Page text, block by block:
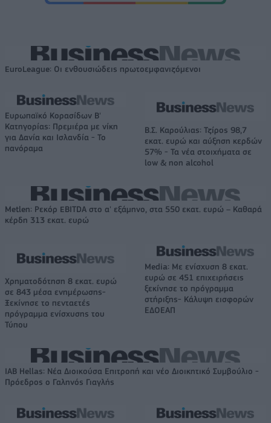
EuroLeague: Οι ενθουσιώδεις πρωτοεμφανιζόμενοι
Ευρωπαϊκό Κορασίδων Β'
Κατηγορίας: Πρεμιέρα με νίκη
για Δανία και Ισλανδία - Το
πανόραμα
Β.Σ. Καρούλιας: Τζίρος 98,7
εκατ. ευρώ και αύξηση κερδών
57% - Τα νέα στοιχήματα σε
low & non alcohol
Metlen: Ρεκόρ EBITDA στο α' εξάμηνο, στα 550 εκατ. ευρώ – Καθαρά
κέρδη 313 εκατ. ευρώ
Χρηματοδότηση 8 εκατ. ευρώ
σε 843 μέσα ενημέρωσης-
Ξεκίνησε το πενταετές
πρόγραμμα ενίσχυσης του
Τύπου
Media: Με ενίσχυση 8 εκατ.
ευρώ σε 451 επιχειρήσεις
ξεκίνησε το πρόγραμμα
στήριξης- Κάλυψη εισφορών
ΕΔΟΕΑΠ
IAB Hellas: Νέα Διοικούσα Επιτροπή και νέο Διοικητικό Συμβούλιο -
Πρόεδρος ο Γαληνός Γιαγλής